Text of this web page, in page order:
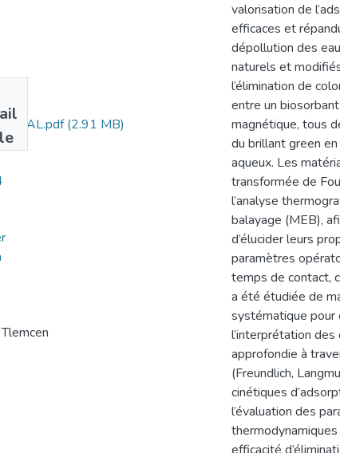
FINAL.pdf(2.91 MB)
valorisation de
efficaces et
dépollution des
naturels et
l’élimination de
entre un
magnétique, tous
du brillant green
aqueux. Les
transformée de
l’analyse
balayage (MEB),
d’élucider leurs
paramètres
temps de contact,
a été étudiée de
systématique pour
l’interprétation
approfondie à
(Freundlich,
cinétiques
l’évaluation des